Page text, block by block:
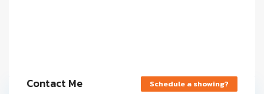
Contact Me Schedule a showing?